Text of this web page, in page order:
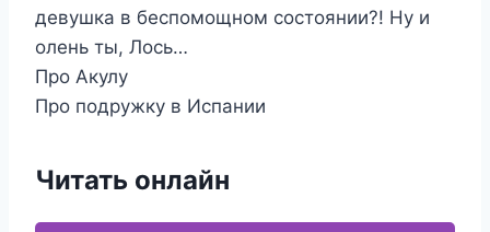
девушка в беспомощном состоянии?! Ну и
олень ты, Лось…
Про Акулу
Про подружку в Испании
Читать онлайн